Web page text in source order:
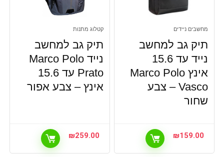
מחשבים ניידים
תיק גב למחשב
נייד עד 15.6
אינץ Marco Polo
Vasco – צבע
שחור
₪159.00
קטלוג מתנות
תיק גב למחשב
נייד Marco Polo
Prato עד 15.6
אינץ – צבע אפור
₪259.00